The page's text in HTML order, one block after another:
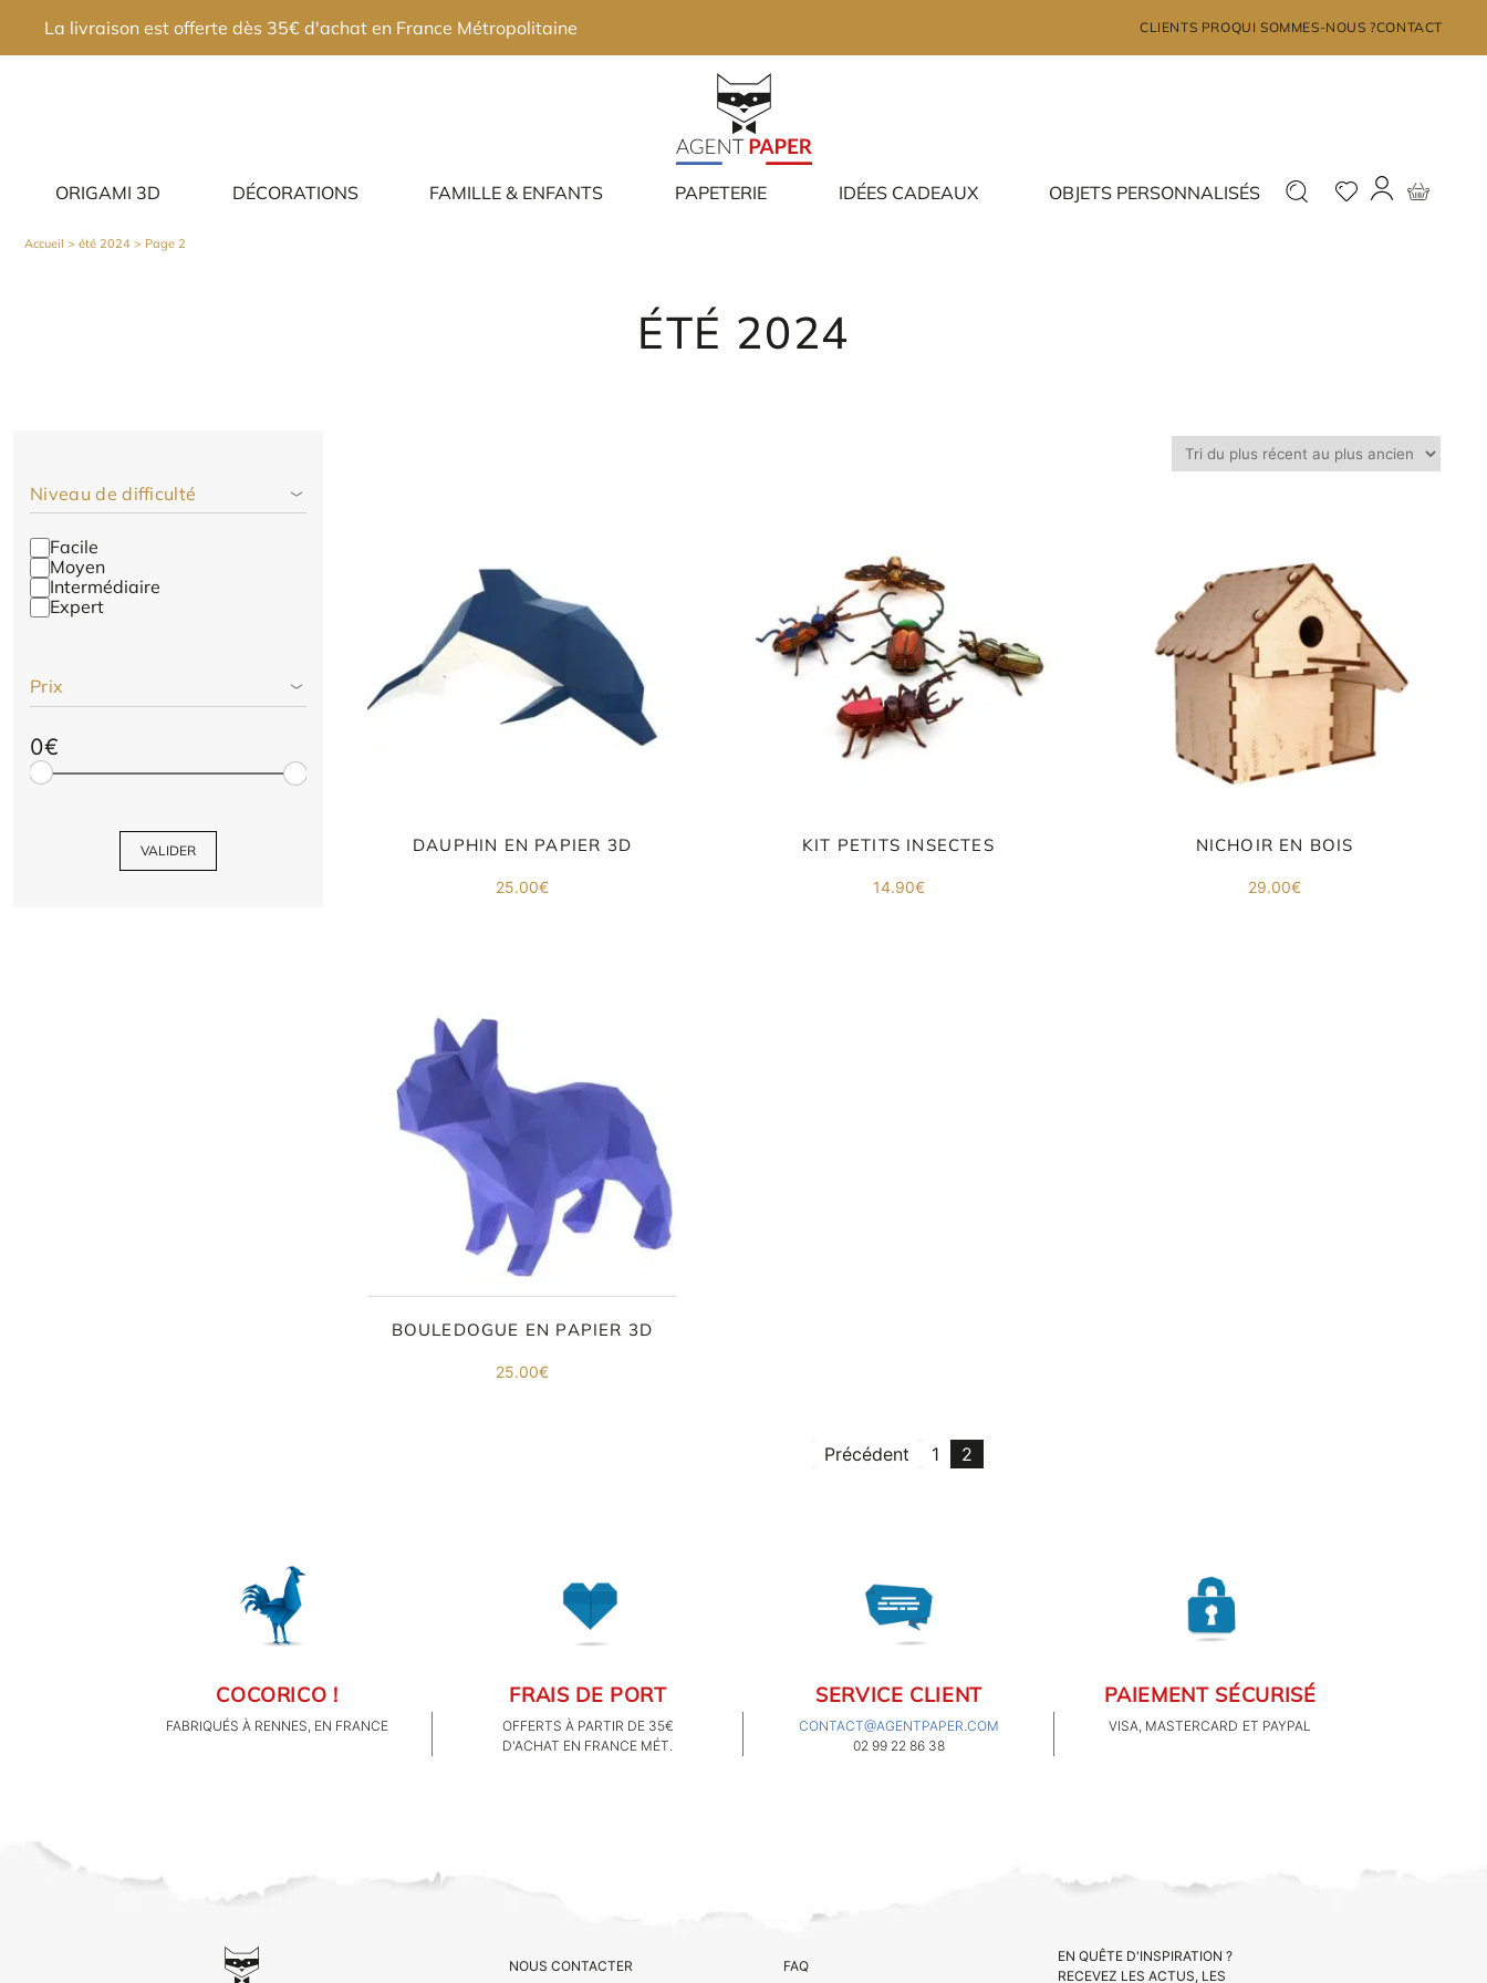
ORIGAMI 3D DÉCORATIONS FAMILLE & ENFANTS PAPETERIE IDÉES CADEAUX OBJETS PERSONNALISÉS
La livraison est offerte dès 35€ d'achat en France Métropolitaine CLIENTS PROQUI SOMMES-NOUS ?CONTACT
Accueil > été 2024 > Page 2
ÉTÉ 2024
Niveau de difficulté
Facile
Moyen
Intermédiaire
Expert
Prix
0€
VALIDER DAUPHIN EN PAPIER 3D
25.00€
KIT PETITS INSECTES
14.90€
NICHOIR EN BOIS
29.00€
BOULEDOGUE EN PAPIER 3D
25.00€
Précédent 1 2
×
Déjà inscrit ? Nouveau ?
×
COCORICO !
FABRIQUÉS À RENNES, EN FRANCE
FRAIS DE PORT
OFFERTS À PARTIR DE 35€
D'ACHAT EN FRANCE MÉT.
SERVICE CLIENT
CONTACT@AGENTPAPER.COM
02 99 22 86 38
PAIEMENT SÉCURISÉ
VISA, MASTERCARD ET PAYPAL
NOUS CONTACTER FAQ
EN QUÊTE D'INSPIRATION ?
RECEVEZ LES ACTUS, LES